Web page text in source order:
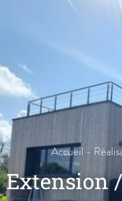
Accueil -
Extension